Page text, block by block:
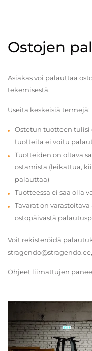
Ostojen
Asiakas voi palauttaa
tekemisestä.
Useita keskeisiä termejä:
Ostetun tuotteen tulisi
tuotteita ei voitu
Tuotteiden on oltava
ostamista (leikattua,
palauttaa)
Tuotteessa ei saa olla
Tavarat on
ostopäivästä
Voit rekisteröidä
Ohjeet liimattujen